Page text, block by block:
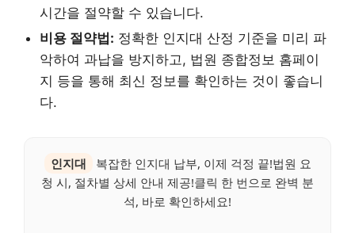
시간을 절약할 수 있습니다.
비용 절약법: 정확한 인지대 산정 기준을 미리 파
악하여 과납을 방지하고, 법원 종합정보 홈페이
지 등을 통해 최신 정보를 확인하는 것이 좋습니
다.
인지대
복잡한 인지대 납부, 이제 걱정 끝!법원 요
청 시, 절차별 상세 안내 제공!클릭 한 번으로 완벽 분
석, 바로 확인하세요!